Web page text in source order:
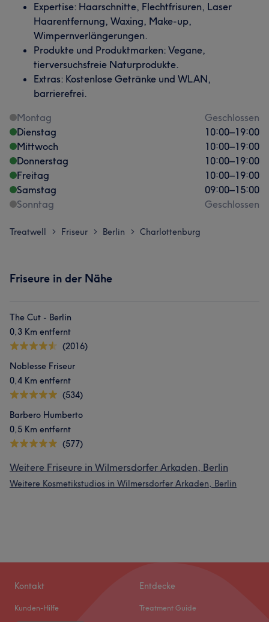
Expertise: Haarschnitte, Flechtfrisuren, Laser
Haarentfernung, Waxing, Make-up,
Wimpernverlängerungen.
Produkte und Produktmarken: Vegane,
tierversuchsfreie Naturprodukte.
Extras: Kostenlose Getränke und WLAN,
barrierefrei.
Montag
Geschlossen
Dienstag
10:00–19:00
Mittwoch
10:00–19:00
Donnerstag
10:00–19:00
Freitag
10:00–19:00
Samstag
09:00–15:00
Sonntag
Geschlossen
Treatwell > Friseur > Berlin > Charlottenburg
Friseure in der Nähe
The Cut - Berlin
0,3 Km entfernt
(2016)
Noblesse Friseur
0,4 Km entfernt
(534)
Barbero Humberto
0,5 Km entfernt
(577)
Weitere Friseure in Wilmersdorfer Arkaden, Berlin
Weitere Kosmetikstudios in Wilmersdorfer Arkaden, Berlin
Kontakt
Kunden-Hilfe
Entdecke
Treatment Guide